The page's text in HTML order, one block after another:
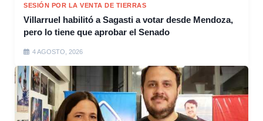
SESIÓN POR LA VENTA DE TIERRAS
Villarruel habilitó a Sagasti a votar desde Mendoza,
pero lo tiene que aprobar el Senado
4 AGOSTO, 2026